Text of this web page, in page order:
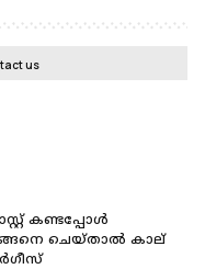
us
കണ്ടപ്പോൾ
ചെയ്താൽ കാല്